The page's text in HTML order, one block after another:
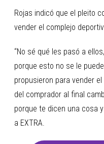
Rojas indicó que el pleito
vender el complejo
“No sé qué les pasó a
porque esto no se le
propusieron para vender
del comprador al final
porque te dicen una cosa
a EXTRA.